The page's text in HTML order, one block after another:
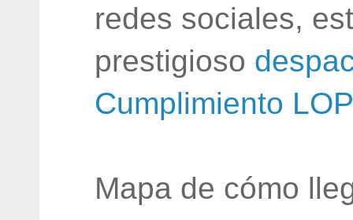
redes sociales,
prestigioso
Cumplimiento
Mapa de cómo